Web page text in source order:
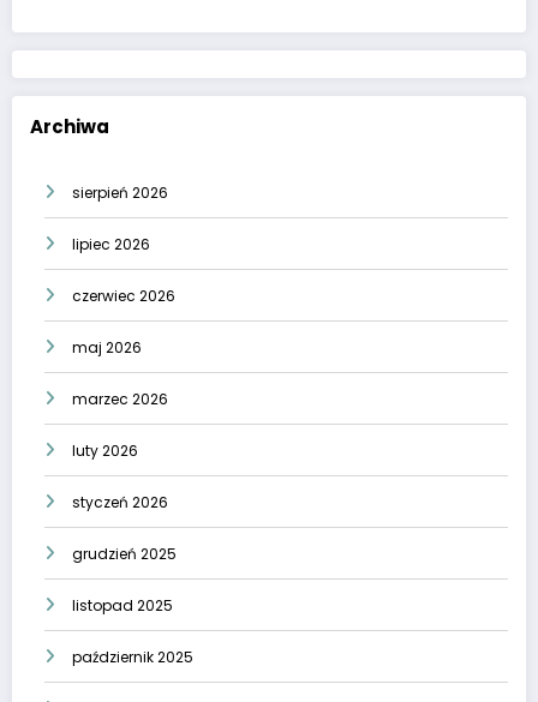
Archiwa
sierpień 2026
lipiec 2026
czerwiec 2026
maj 2026
marzec 2026
luty 2026
styczeń 2026
grudzień 2025
listopad 2025
październik 2025